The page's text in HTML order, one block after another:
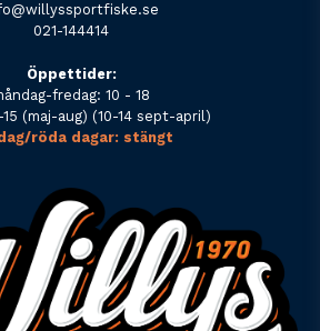
021-144414
Öppettider:
fredag: 10 - 18
(maj-aug) (10-14 sept-april)
röda dagar: stängt